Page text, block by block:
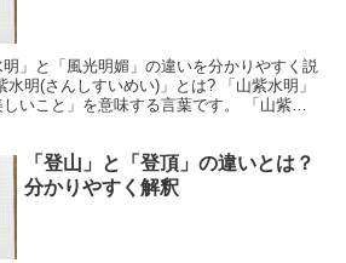
」と「風光明媚」の違いを分かりやすく説
明(さんしすいめい)」とは? 「山紫水明」
いこと」を意味する言葉です。 「山紫」
「登山」と「登頂」の違いとは？
分かりやすく解釈